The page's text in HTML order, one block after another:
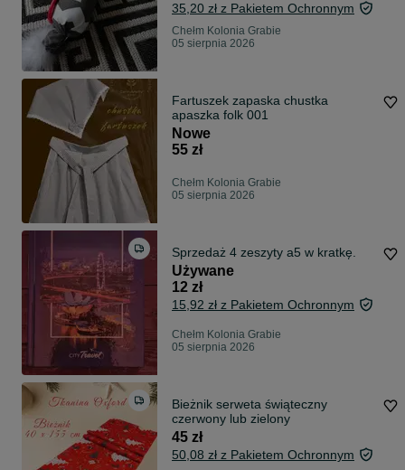
35,20 zł z Pakietem Ochronnym
Chełm Kolonia Grabie
05 sierpnia 2026
Fartuszek zapaska chustka
apaszka folk 001
Nowe
55 zł
Chełm Kolonia Grabie
05 sierpnia 2026
Sprzedaż 4 zeszyty a5 w kratkę.
Używane
12 zł
15,92 zł z Pakietem Ochronnym
Chełm Kolonia Grabie
05 sierpnia 2026
Bieżnik serweta świąteczny
czerwony lub zielony
45 zł
50,08 zł z Pakietem Ochronnym